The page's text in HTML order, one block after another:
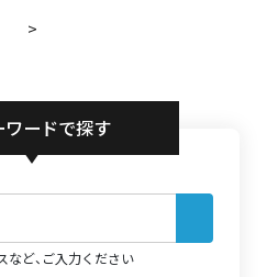
>
ワードで探す
など、ご入力ください